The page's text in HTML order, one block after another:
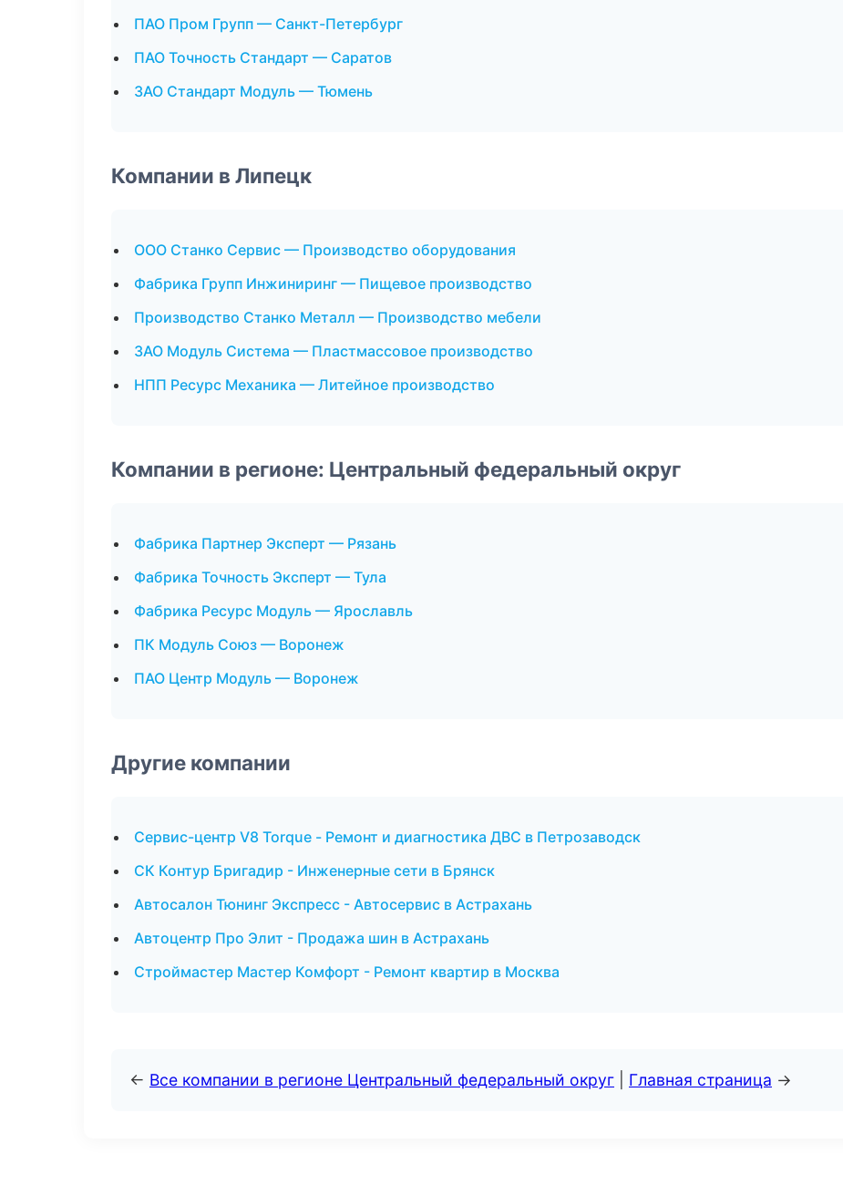
ПАО Пром Групп — Санкт-Петербург
ПАО Точность Стандарт — Саратов
ЗАО Стандарт Модуль — Тюмень
Компании в Липецк
ООО Станко Сервис — Производство оборудования
Фабрика Групп Инжиниринг — Пищевое производство
Производство Станко Металл — Производство мебели
ЗАО Модуль Система — Пластмассовое производство
НПП Ресурс Механика — Литейное производство
Компании в регионе: Центральный федеральный округ
Фабрика Партнер Эксперт — Рязань
Фабрика Точность Эксперт — Тула
Фабрика Ресурс Модуль — Ярославль
ПК Модуль Союз — Воронеж
ПАО Центр Модуль — Воронеж
Другие компании
Сервис-центр V8 Torque - Ремонт и диагностика ДВС в Петрозаводск
СК Контур Бригадир - Инженерные сети в Брянск
Автосалон Тюнинг Экспресс - Автосервис в Астрахань
Автоцентр Про Элит - Продажа шин в Астрахань
Строймастер Мастер Комфорт - Ремонт квартир в Москва
← Все компании в регионе Центральный федеральный округ Главная страница →